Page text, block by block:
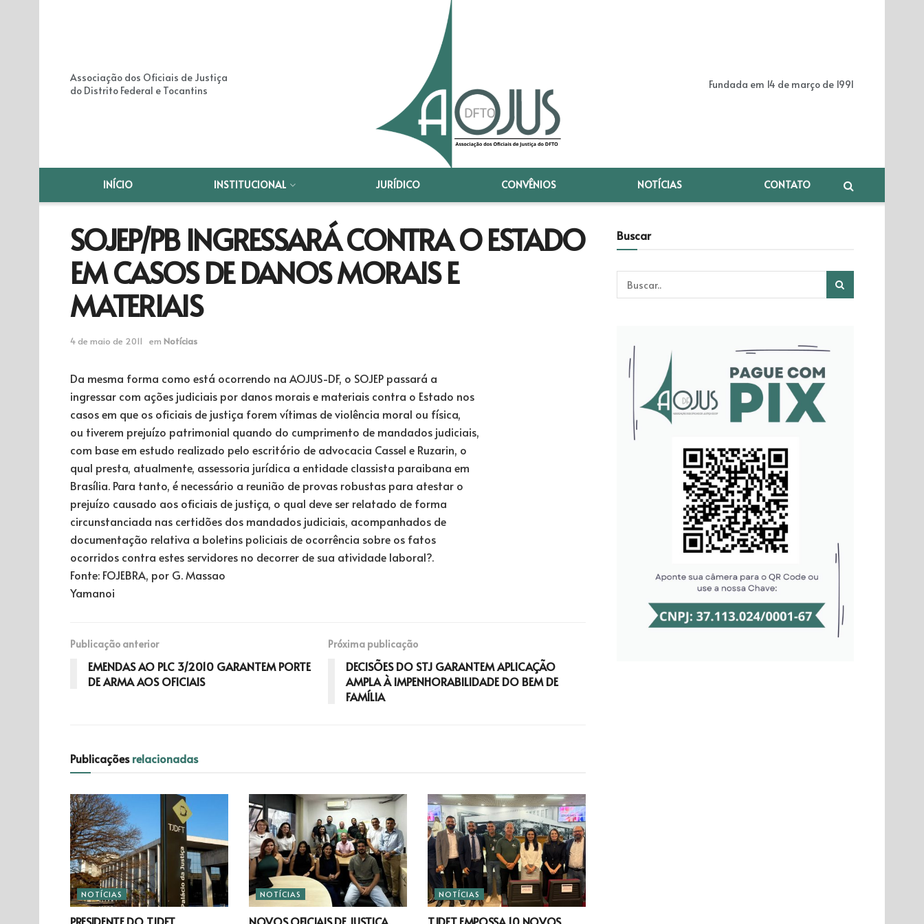
Associação dos Oficiais de Justiça
do Distrito Federal e Tocantins
Fundada em 14 de março de 1991
INÍCIO INSTITUCIONAL JURÍDICO CONVÊNIOS NOTÍCIAS CONTATO
SOJEP/PB INGRESSARÁ CONTRA O ESTADO
EM CASOS DE DANOS MORAIS E
MATERIAIS
4 de maio de 2011 em Notícias
Da mesma forma como está ocorrendo na AOJUS-DF, o SOJEP passará a
ingressar com ações judiciais por danos morais e materiais contra o Estado nos
casos em que os oficiais de justiça forem vítimas de violência moral ou física,
ou tiverem prejuízo patrimonial quando do cumprimento de mandados judiciais,
com base em estudo realizado pelo escritório de advocacia Cassel e Ruzarin, o
qual presta, atualmente, assessoria jurídica a entidade classista paraibana em
Brasília. Para tanto, é necessário a reunião de provas robustas para atestar o
prejuízo causado aos oficiais de justiça, o qual deve ser relatado de forma
circunstanciada nas certidões dos mandados judiciais, acompanhados de
documentação relativa a boletins policiais de ocorrência sobre os fatos
ocorridos contra estes servidores no decorrer de sua atividade laboral?.
Fonte: FOJEBRA, por G. Massao
Yamanoi
Publicação anterior
EMENDAS AO PLC 3/2010 GARANTEM PORTE
DE ARMA AOS OFICIAIS
Próxima publicação
DECISÕES DO STJ GARANTEM APLICAÇÃO
AMPLA À IMPENHORABILIDADE DO BEM DE
FAMÍLIA
Publicaçõesrelacionadas
NOTÍCIAS NOTÍCIAS NOTÍCIAS
Buscar